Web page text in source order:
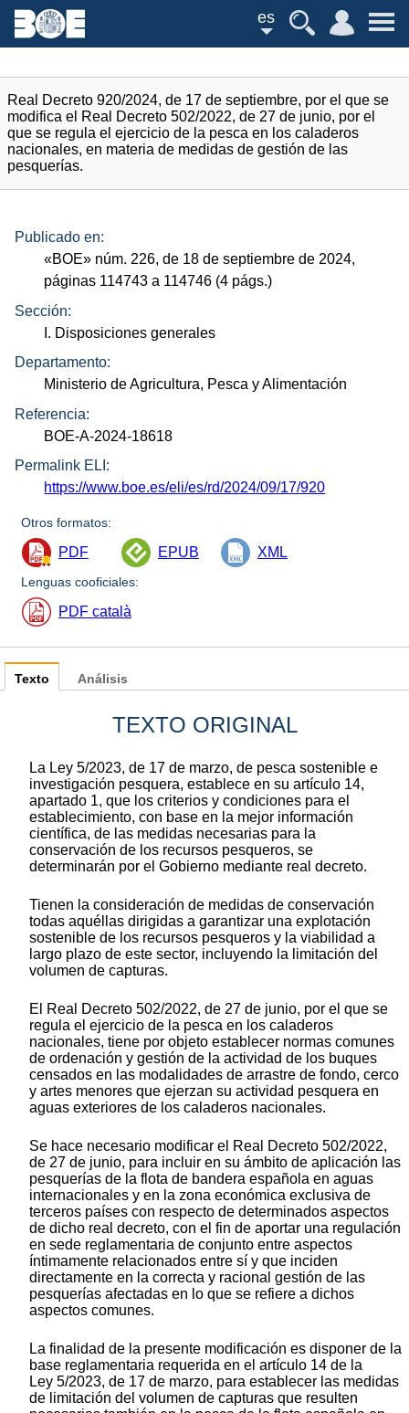
es
Real Decreto 920/2024, de 17 de septiembre, por el que se
modifica el Real Decreto 502/2022, de 27 de junio, por el
que se regula el ejercicio de la pesca en los caladeros
nacionales, en materia de medidas de gestión de las
pesquerías.
Publicado en:
«BOE» núm. 226, de 18 de septiembre de 2024,
páginas 114743 a 114746 (4 págs.)
Sección:
I. Disposiciones generales
Departamento:
Ministerio de Agricultura, Pesca y Alimentación
Referencia:
BOE-A-2024-18618
Permalink ELI:
https://www.boe.es/eli/es/rd/2024/09/17/920
Otros formatos:
PDF EPUB XML
Lenguas cooficiales:
PDF català
Texto
TEXTO ORIGINAL
La Ley 5/2023, de 17 de marzo, de pesca sostenible e
investigación pesquera, establece en su artículo 14,
apartado 1, que los criterios y condiciones para el
establecimiento, con base en la mejor información
científica, de las medidas necesarias para la
conservación de los recursos pesqueros, se
determinarán por el Gobierno mediante real decreto.
Tienen la consideración de medidas de conservación
todas aquéllas dirigidas a garantizar una explotación
sostenible de los recursos pesqueros y la viabilidad a
largo plazo de este sector, incluyendo la limitación del
volumen de capturas.
El Real Decreto 502/2022, de 27 de junio, por el que se
regula el ejercicio de la pesca en los caladeros
nacionales, tiene por objeto establecer normas comunes
de ordenación y gestión de la actividad de los buques
censados en las modalidades de arrastre de fondo, cerco
y artes menores que ejerzan su actividad pesquera en
aguas exteriores de los caladeros nacionales.
Se hace necesario modificar el Real Decreto 502/2022,
de 27 de junio, para incluir en su ámbito de aplicación las
pesquerías de la flota de bandera española en aguas
internacionales y en la zona económica exclusiva de
terceros países con respecto de determinados aspectos
de dicho real decreto, con el fin de aportar una regulación
en sede reglamentaria de conjunto entre aspectos
íntimamente relacionados entre sí y que inciden
directamente en la correcta y racional gestión de las
pesquerías afectadas en lo que se refiere a dichos
aspectos comunes.
La finalidad de la presente modificación es disponer de la
base reglamentaria requerida en el artículo 14 de la
Ley 5/2023, de 17 de marzo, para establecer las medidas
de limitación del volumen de capturas que resulten
Análisis